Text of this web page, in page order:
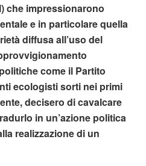
che impressionarono
e in particolare quella
diffusa all’uso del
come il Partito
ecologisti sorti nei primi
decisero di cavalcare
in un’azione politica
realizzazione di un